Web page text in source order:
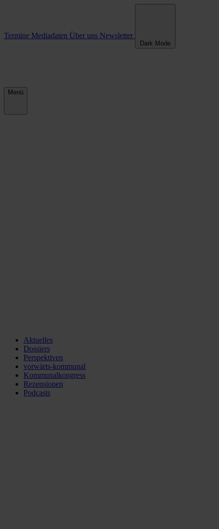
Termine Mediadaten Über uns Newsletter
Dark Mode
Menü
Aktuelles
Dossiers
Perspektiven
vorwärts-kommunal
Kommunalkongress
Rezensionen
Podcasts